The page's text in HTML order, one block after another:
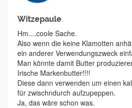
Witzepaule
Hm....coole Sache.
Also wenn die keine Klamotten
ein anderer Verwendungszweck
Man könnte damit Butter
Irische Markenbutter!!!!
Diese dann verwenden um einen
für zwischndurch aufzupeppen.
Ja, das wäre schon was.